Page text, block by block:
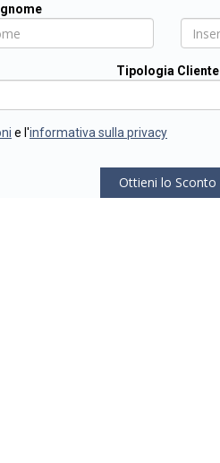
Tipologia Cliente
e l'informativa sulla privacy
Ottieni lo Sconto